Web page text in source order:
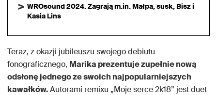
WROsound 2024. Zagrają m.in. Małpa, susk, Bisz i
Kasia Lins
Teraz, z okazji jubileuszu swojego debiutu
fonograficznego, Marika prezentuje zupełnie nową
odsłonę jednego ze swoich najpopularniejszych
kawałków.Autorami remixu „Moje serce 2k18” jest duet